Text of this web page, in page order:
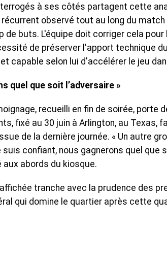
à ses côtés partagent cette
observé tout au long du
de buts. L'équipe doit corriger cela
de préserver l'apport technique
capable selon lui d'accélérer le jeu
quel que soit l’adversaire »
recueilli en fin de soirée, porte
fixé au 30 juin à Arlington, au Texas,
de la dernière journée. « Un autre
suis confiant, nous gagnerons quel que
abords du kiosque.
tranche avec la prudence des
qui domine le quartier après cette